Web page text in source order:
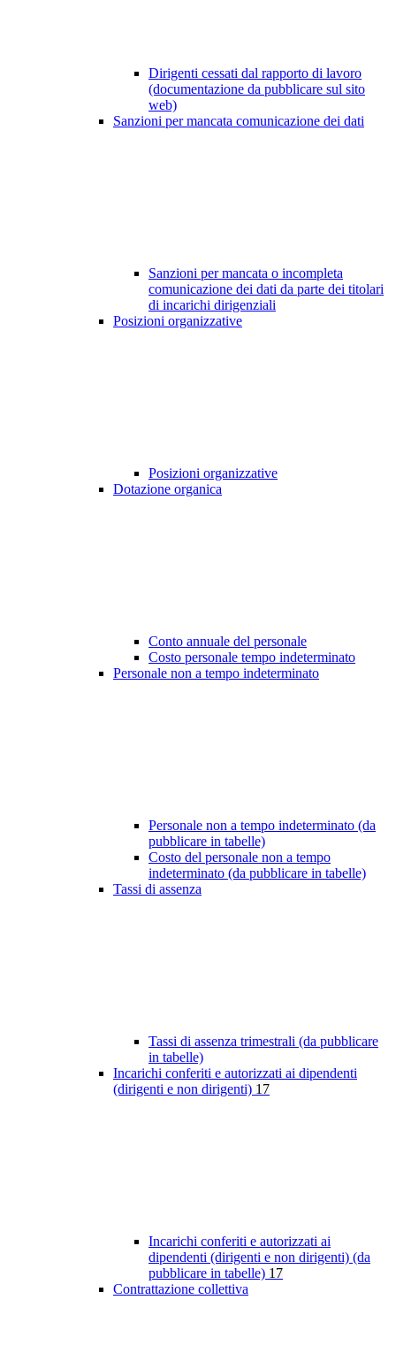
Dirigenti cessati dal rapporto di lavoro
(documentazione da pubblicare sul sito
web)
Sanzioni per mancata comunicazione dei dati
Sanzioni per mancata o incompleta
comunicazione dei dati da parte dei titolari
di incarichi dirigenziali
Posizioni organizzative
Posizioni organizzative
Dotazione organica
Conto annuale del personale
Costo personale tempo indeterminato
Personale non a tempo indeterminato
Personale non a tempo indeterminato (da
pubblicare in tabelle)
Costo del personale non a tempo
indeterminato (da pubblicare in tabelle)
Tassi di assenza
Tassi di assenza trimestrali (da pubblicare
in tabelle)
Incarichi conferiti e autorizzati ai dipendenti
(dirigenti e non dirigenti) 17
Incarichi conferiti e autorizzati ai
dipendenti (dirigenti e non dirigenti) (da
pubblicare in tabelle) 17
Contrattazione collettiva